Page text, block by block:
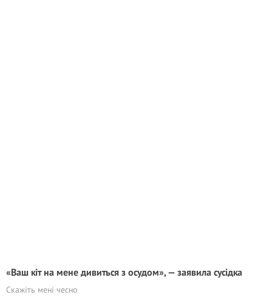
«Ваш кіт на мене дивиться з осудом», — заявила сусідка
Скажіть мені чесно